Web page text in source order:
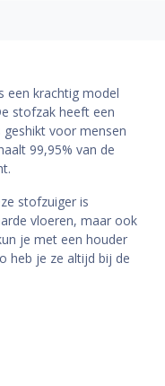
een krachtig model
stofzak heeft een
voor mensen
99,95% van de
stofzuiger is
vloeren, maar ook
je met een houder
heb je ze altijd bij de